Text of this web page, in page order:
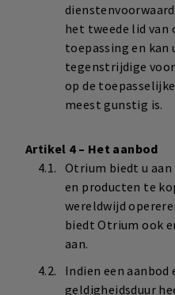
het tweede lid van
toepassing en kan
tegenstrijdige
op de
meest gunstig is.
Artikel 4 – Het aanbod
Otrium biedt u
en producten te
wereldwijd
biedt Otrium ook
aan.
Indien een aanbod
geldigheidsduur